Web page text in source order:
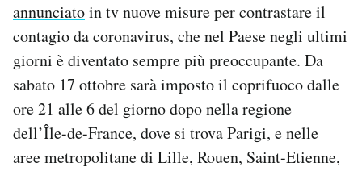
AREA PERSONALE
Area Personale
Newsletter
Notifiche mobile
Regala il Post
annunciatoin tv nuove misure per contrastare il
contagio da coronavirus, che nel Paese negli ultimi
giorni è diventato sempre più preoccupante. Da
sabato 17 ottobre sarà imposto il coprifuoco dalle
ore 21 alle 6 del giorno dopo nella regione
dell’Île-de-France, dove si trova Parigi, e nelle
aree metropolitane di Lille, Rouen, Saint-Etienne,